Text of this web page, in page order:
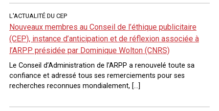
L'ACTUALITÉ DU CEP
Nouveaux membres au Conseil de l’éthique publicitaire
(CEP), instance d’anticipation et de réflexion associée à
l’ARPP présidée par Dominique Wolton (CNRS)
Le Conseil d’Administration de l’ARPP a renouvelé toute sa
confiance et adressé tous ses remerciements pour ses
recherches reconnues mondialement, […]